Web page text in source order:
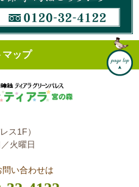
マップ
ス1F）
火曜日
い合わせは